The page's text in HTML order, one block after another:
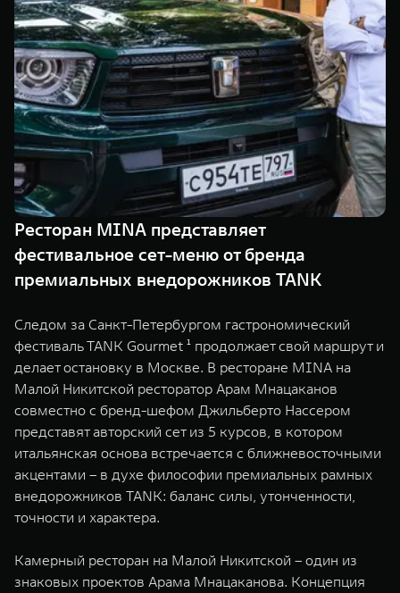
TANK 500
Веди за собой
от 6 499 000 ₽
TANK 700
Сила
от 10
WEY 07
Расширяя границы комфорта
от 6 149 000 ₽
WEY 05
Эстетика
от 5 699
ПОКУПКА АВТОМОБИЛЯ
TANK Финансы
Корпоративным клиентам
TANK ФИНАНСЫ
TANK Кредит
TANK Лизинг
TANK Страхование
Сервис
Специальные предложения
Моторные масла
ЦИФРОВЫЕ СЕРВИСЫ TANK
Цифровые сервисы TANK
Подписки
Ресторан MINA представляет
фестивальное сет-меню от бренда
премиальных внедорожников TANK
Следом за Санкт-Петербургом гастрономический
фестиваль TANK Gourmet ¹ продолжает свой маршрут и
делает остановку в Москве. В ресторане MINA на
Малой Никитской ресторатор Арам Мнацаканов
совместно с бренд-шефом Джильберто Нассером
представят авторский сет из 5 курсов, в котором
итальянская основа встречается с ближневосточными
акцентами – в духе философии премиальных рамных
внедорожников TANK: баланс силы, утонченности,
точности и характера.
Камерный ресторан на Малой Никитской – один из
знаковых проектов Арама Мнацаканова. Концепция